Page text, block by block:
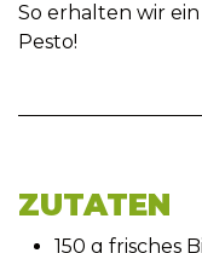
So erhalten wir
Pesto!
ZUTATEN
150 g frisches